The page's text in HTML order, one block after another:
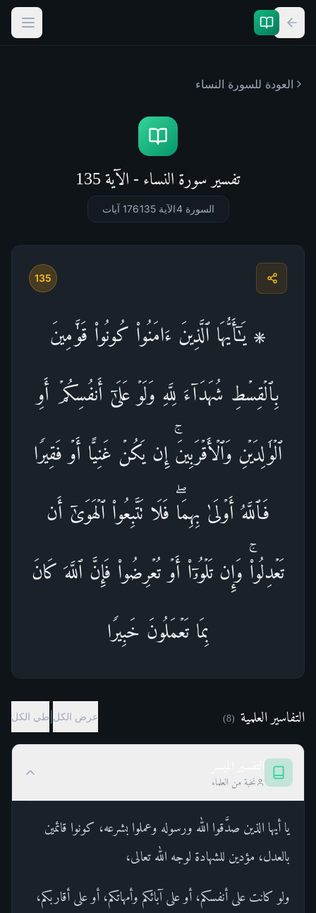
العودة للسورة النساء
تفسير سورة النساء - الآية 135
السورة 4 الآية 135 176 آيات
135
۞ یَـٰۤأَیُّهَا ٱلَّذِینَ ءَامَنُوا۟ كُونُوا۟ قَوَّ ٰ⁠مِینَ
بِٱلۡقِسۡطِ شُهَدَاۤءَ لِلَّهِ وَلَوۡ عَلَىٰۤ أَنفُسِكُمۡ أَوِ
ٱلۡوَ ٰ⁠لِدَیۡنِ وَٱلۡأَقۡرَبِینَۚ إِن یَكُنۡ غَنِیًّا أَوۡ فَقِیرࣰا
فَٱللَّهُ أَوۡلَىٰ بِهِمَاۖ فَلَا تَتَّبِعُوا۟ ٱلۡهَوَىٰۤ أَن
تَعۡدِلُوا۟ۚ وَإِن تَلۡوُۥۤا۟ أَوۡ تُعۡرِضُوا۟ فَإِنَّ ٱللَّهَ كَانَ
بِمَا تَعۡمَلُونَ خَبِیرࣰا
التفاسير العلمية (
8
) عرض الكل طي الكل
نخبة من العلماء
يا أيها الذين صدَّقوا الله ورسوله وعملوا بشرعه، كونوا قائمين
بالعدل، مؤدين للشهادة لوجه الله تعالى،
ولو كانت على أنفسكم، أو على آبائكم وأمهاتكم، أو على أقاربكم،